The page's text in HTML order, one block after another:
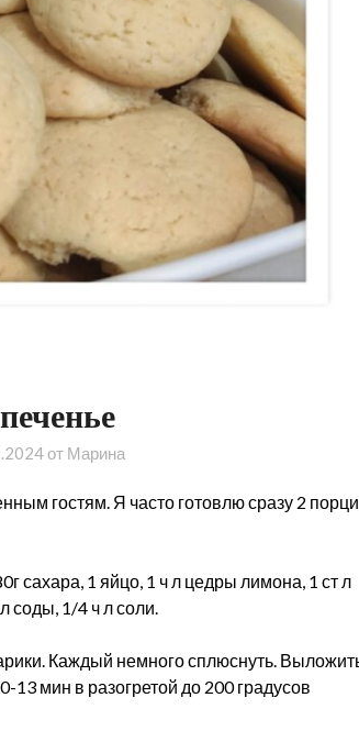
от Марина
гостям. Я часто готовлю сразу 2
сахара, 1 яйцо, 1 ч л цедры лимона, 1 ст л
соды, 1/4 ч л соли.
Каждый немного сплюснуть.
мин в разогретой до 200 градусов